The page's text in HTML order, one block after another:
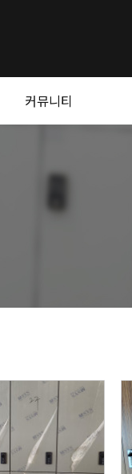
커뮤니티